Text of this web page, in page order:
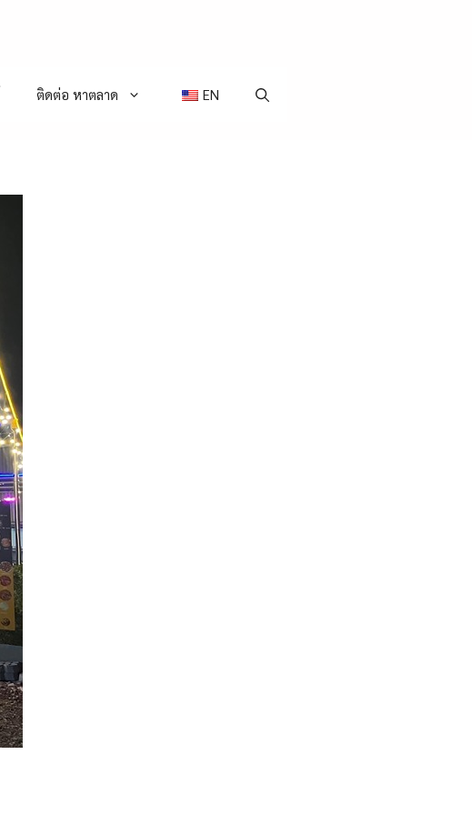
ติดต่อ หาตลาด EN